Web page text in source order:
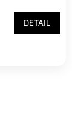
DETAIL